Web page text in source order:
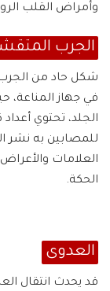
وأمراض القلب
الجرب
شكل حاد من
في جهاز
الجلد، تحتوي
للمصابين به نشر
العلامات
الحكة.
العدوى
قد يحدث انتقال